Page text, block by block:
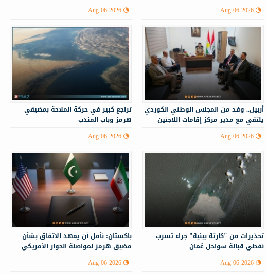
Aug 06 2026
Aug 06 2026
تراجع كبير في حركة الملاحة بمضيقي
هرمز وباب المندب
Aug 06 2026
أربيل.. وفد من المجلس الوطني الكوردي
يلتقي مع مدير مركز إقامات اللاجئين
Aug 06 2026
باكستان: نأمل أن يمهد الاتفاق بشأن
مضيق هرمز لمواصلة الحوار الأمريكي-
Aug 06 2026
تحذيرات من "كارثة بيئية" جراء تسرب
نفطي قبالة سواحل عُمان
Aug 06 2026